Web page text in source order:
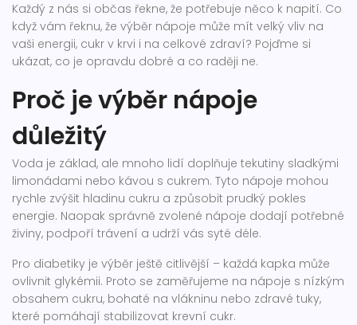
Každý z nás si občas řekne, že potřebuje něco k napití. Co
když vám řeknu, že výběr nápoje může mít velký vliv na
vaši energii, cukr v krvi i na celkové zdraví? Pojďme si
ukázat, co je opravdu dobré a co raději ne.
Proč je výběr nápoje
důležitý
Voda je základ, ale mnoho lidí doplňuje tekutiny sladkými
limonádami nebo kávou s cukrem. Tyto nápoje mohou
rychle zvýšit hladinu cukru a způsobit prudký pokles
energie. Naopak správně zvolené nápoje dodají potřebné
živiny, podpoří trávení a udrží vás syté déle.
Pro diabetiky je výběr ještě citlivější – každá kapka může
ovlivnit glykémii. Proto se zaměřujeme na nápoje s nízkým
obsahem cukru, bohaté na vlákninu nebo zdravé tuky,
které pomáhají stabilizovat krevní cukr.